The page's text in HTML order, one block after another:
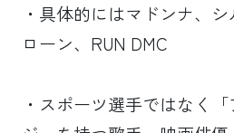
・具体的にはマドンナ、
ローン、RUN DMC
・スポーツ選手ではなく